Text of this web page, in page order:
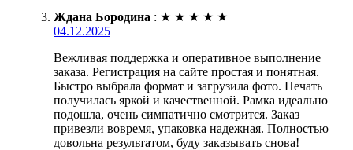
Ждана Бородина : ★ ★ ★ ★ ★
04.12.2025
Вежливая поддержка и оперативное выполнение
заказа. Регистрация на сайте простая и понятная.
Быстро выбрала формат и загрузила фото. Печать
получилась яркой и качественной. Рамка идеально
подошла, очень симпатично смотрится. Заказ
привезли вовремя, упаковка надежная. Полностью
довольна результатом, буду заказывать снова!